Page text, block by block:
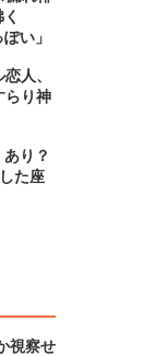
く
い」
人、
らり神
り？
た座
視察せ